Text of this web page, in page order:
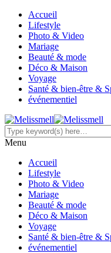
Accueil
Lifestyle
Photo & Video
Mariage
Beauté & mode
Déco & Maison
Voyage
Santé & bien-être &
événementiel
Menu
Accueil
Lifestyle
Photo & Video
Mariage
Beauté & mode
Déco & Maison
Voyage
Santé & bien-être &
événementiel